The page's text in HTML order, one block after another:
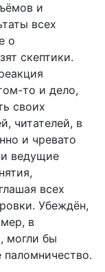
и
всех
о
скептики.
то и дело,
своих
читателей, в
и чревато
ведущие
всех
Убеждён,
в
могли бы